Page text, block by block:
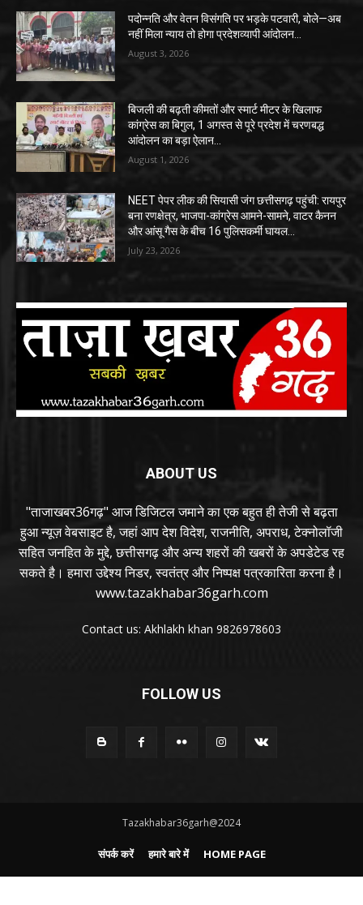
पदोन्नति और वेतन विसंगति पर भड़के पटवारी, बोले—अब
नहीं मिला न्याय तो होगा प्रदेशव्यापी आंदोलन…
August 3, 2026
बिजली की बढ़ती कीमतों और स्मार्ट मीटर के खिलाफ
कांग्रेस का बिगुल, 1 अगस्त से पूरे प्रदेश में चरणबद्ध
आंदोलन का बड़ा ऐलान…
August 1, 2026
NEET पेपर लीक की सियासी जंग छत्तीसगढ़ पहुंची: रायपुर
बना रणक्षेत्र, भाजपा-कांग्रेस आमने-सामने, वाटर कैनन
और आंसू गैस के बीच 16 पुलिसकर्मी घायल…
July 23, 2026
ABOUT US
"ताजाखबर36गढ़" आज डिजिटल जमाने का एक बहुत ही तेजी से बढ़ता
हुआ न्यूज़ वेबसाइट है, जहां आप देश विदेश, राजनीति, अपराध, टेक्नोलॉजी
सहित जनहित के मुद्दे, छत्तीसगढ़ और अन्य शहरों की खबरों के अपडेटेड रह
सकते है। हमारा उद्देश्य निडर, स्वतंत्र और निष्पक्ष पत्रकारिता करना है।
www.tazakhabar36garh.com
Contact us: Akhlakh khan 9826978603
FOLLOW US
Tazakhabar36garh@2024
संपर्क करें हमारे बारे में HOME PAGE